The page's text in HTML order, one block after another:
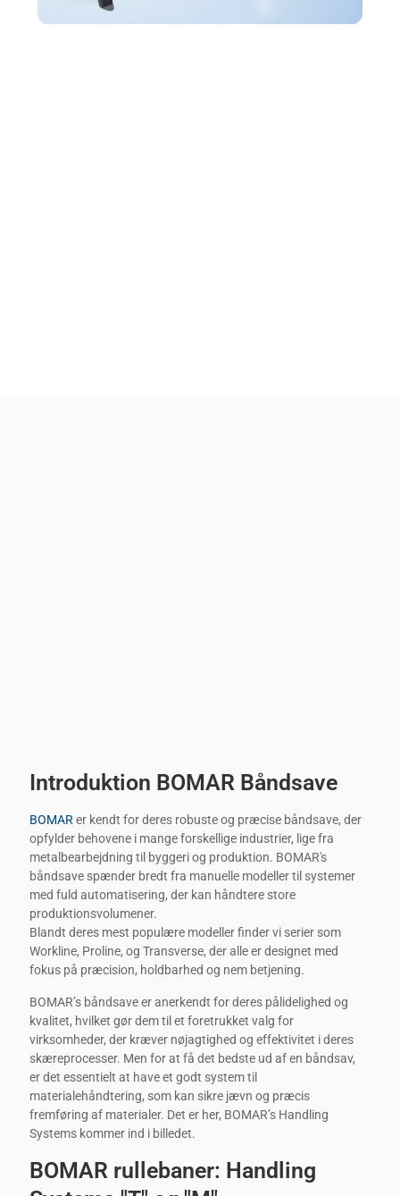
Introduktion BOMAR Båndsave
BOMAR er kendt for deres robuste og præcise båndsave, der
opfylder behovene i mange forskellige industrier, lige fra
metalbearbejdning til byggeri og produktion. BOMAR's
båndsave spænder bredt fra manuelle modeller til systemer
med fuld automatisering, der kan håndtere store
produktionsvolumener.
Blandt deres mest populære modeller finder vi serier som
Workline, Proline, og Transverse, der alle er designet med
fokus på præcision, holdbarhed og nem betjening.
BOMAR’s båndsave er anerkendt for deres pålidelighed og
kvalitet, hvilket gør dem til et foretrukket valg for
virksomheder, der kræver nøjagtighed og effektivitet i deres
skæreprocesser. Men for at få det bedste ud af en båndsav,
er det essentielt at have et godt system til
materialehåndtering, som kan sikre jævn og præcis
fremføring af materialer. Det er her, BOMAR’s Handling
Systems kommer ind i billedet.
BOMAR rullebaner: Handling